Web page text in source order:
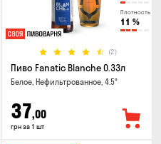
Плотность
11 %
(2)
Пиво Fanatic Blanche 0.33л
Белое, Нефильтрованное, 4.5°
37,00
грн за 1 шт